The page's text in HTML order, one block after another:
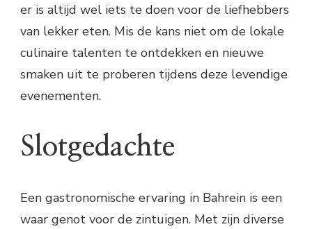
er is altijd wel iets te doen voor de liefhebbers
van lekker eten. Mis de kans niet om de lokale
culinaire talenten te ontdekken en nieuwe
smaken uit te proberen tijdens deze levendige
evenementen.
Slotgedachte
Een gastronomische ervaring in Bahrein is een
waar genot voor de zintuigen. Met zijn diverse